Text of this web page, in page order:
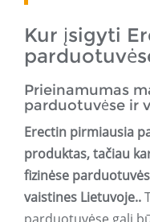
Kur įsigyti
Prieinamumas
parduotuvėse ir
Erectin pirmiausia
produktas, tačiau
fizinėse
vaistines Lietuvoje..